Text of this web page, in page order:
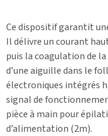
Ce dispositif garantit
Il délivre un courant
puis la coagulation de
d’une aiguille dans le
électroniques intégrés
signal de
pièce à main pour
d’alimentation (2m).